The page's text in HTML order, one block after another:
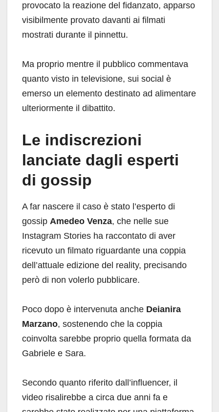
provocato la reazione del fidanzato, apparso
visibilmente provato davanti ai filmati
mostrati durante il pinnettu.
Ma proprio mentre il pubblico commentava
quanto visto in televisione, sui social è
emerso un elemento destinato ad alimentare
ulteriormente il dibattito.
Le indiscrezioni
lanciate dagli esperti
di gossip
A far nascere il caso è stato l’esperto di
gossip Amedeo Venza, che nelle sue
Instagram Stories ha raccontato di aver
ricevuto un filmato riguardante una coppia
dell’attuale edizione del reality, precisando
però di non volerlo pubblicare.
Poco dopo è intervenuta anche Deianira
Marzano, sostenendo che la coppia
coinvolta sarebbe proprio quella formata da
Gabriele e Sara.
Secondo quanto riferito dall’influencer, il
video risalirebbe a circa due anni fa e